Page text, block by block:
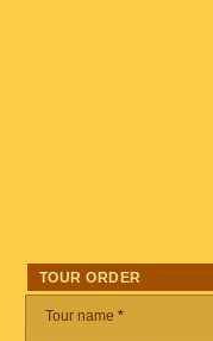
TOUR ORDER
Tour name *